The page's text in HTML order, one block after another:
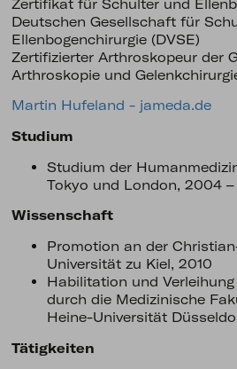
Zertifikat für Schulter und
Deutschen Gesellschaft für
Ellenbogenchirurgie (DVSE)
Zertifizierter Arthroskopeur der
Arthroskopie und
Martin Hufeland - jameda.de
Studium
Studium der
Tokyo und London, 2004 –
Wissenschaft
Promotion an der
Universität zu Kiel, 2010
Habilitation und
durch die Medizinische
Heine-Universität
Tätigkeiten